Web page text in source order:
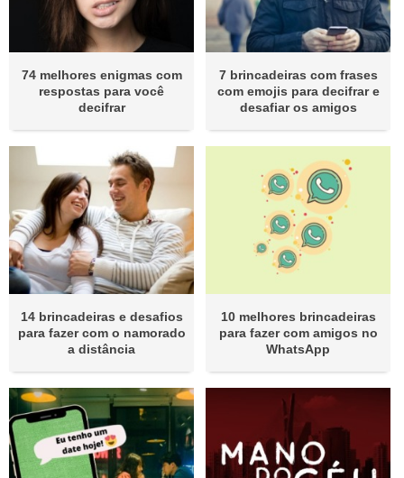
74 melhores enigmas com
respostas para você
decifrar
7 brincadeiras com frases
com emojis para decifrar e
desafiar os amigos
14 brincadeiras e desafios
para fazer com o namorado
a distância
10 melhores brincadeiras
para fazer com amigos no
WhatsApp